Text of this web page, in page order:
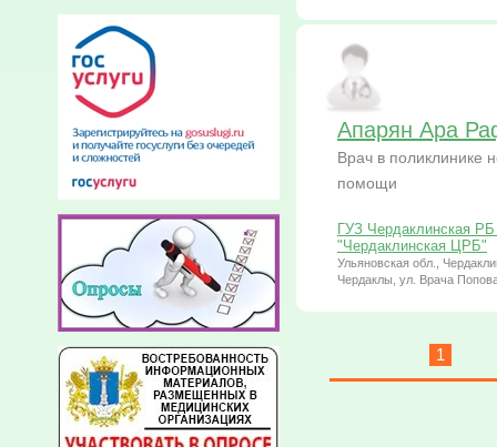
Апарян Ара
Врач в поликлинике
помощи
ГУЗ Чердаклинская
"Чердаклинская ЦРБ"
Ульяновская обл.,
Чердаклы, ул. Врача
1